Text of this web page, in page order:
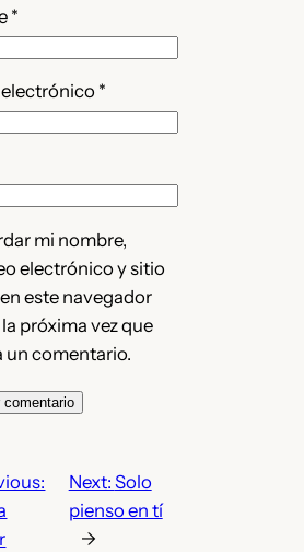
*
*
mi nombre,
electrónico y sitio
este navegador
próxima vez que
un comentario.
Next: Solo
pienso en tí
→